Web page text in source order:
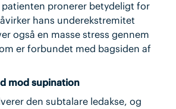
pronerer betydeligt for
hans underekstremitet
også en masse stress gennem
er forbundet med bagsiden af
mod supination
den subtalare ledakse, og